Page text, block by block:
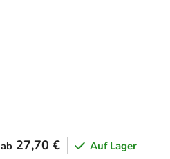
ab 27,70 € Auf Lager